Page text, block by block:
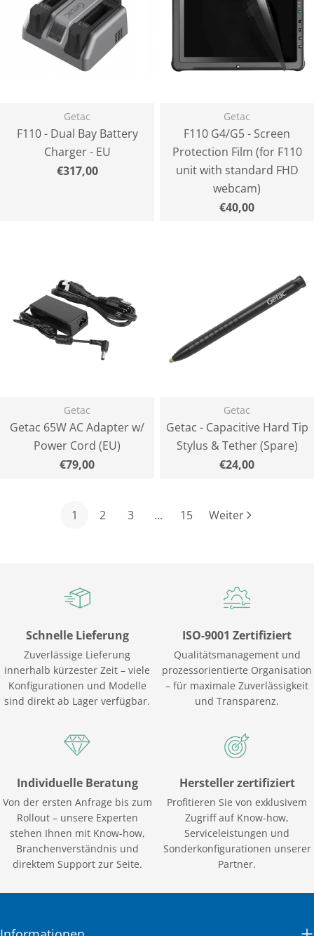
Getac
F110 - Dual Bay Battery
Charger - EU
Normaler
€317,00
Getac
F110 G4/G5 - Screen
Protection Film (for F110
unit with standard FHD
webcam)
Normaler
€40,00
Getac
Getac 65W AC Adapter w/
Power Cord (EU)
Normaler
€79,00
Getac
Getac - Capacitive Hard Tip
Stylus & Tether (Spare)
Normaler
€24,00
1 2 3 … 15 Weiter
Schnelle Lieferung
Zuverlässige Lieferung
innerhalb kürzester Zeit – viele
Konfigurationen und Modelle
sind direkt ab Lager verfügbar.
ISO-9001 Zertifiziert
Qualitätsmanagement und
prozessorientierte Organisation
– für maximale Zuverlässigkeit
und Transparenz.
Individuelle Beratung
Von der ersten Anfrage bis zum
Rollout – unsere Experten
stehen Ihnen mit Know-how,
Branchenverständnis und
direktem Support zur Seite.
Hersteller zertifiziert
Profitieren Sie von exklusivem
Zugriff auf Know-how,
Serviceleistungen und
Sonderkonfigurationen unserer
Partner.